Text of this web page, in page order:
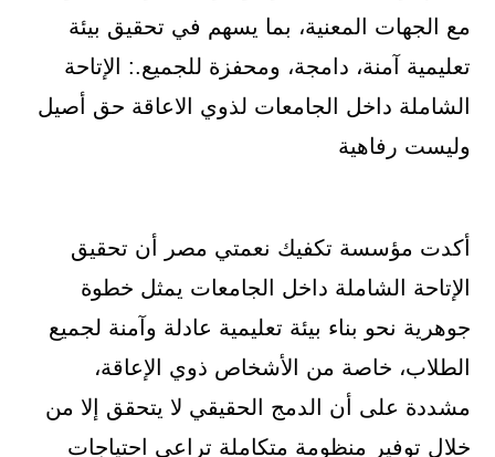
مع الجهات المعنية، بما يسهم في تحقيق بيئة
تعليمية آمنة، دامجة، ومحفزة للجميع.: الإتاحة
الشاملة داخل الجامعات لذوي الاعاقة حق أصيل
وليست رفاهية
أكدت مؤسسة تكفيك نعمتي مصر أن تحقيق
الإتاحة الشاملة داخل الجامعات يمثل خطوة
جوهرية نحو بناء بيئة تعليمية عادلة وآمنة لجميع
الطلاب، خاصة من الأشخاص ذوي الإعاقة،
مشددة على أن الدمج الحقيقي لا يتحقق إلا من
خلال توفير منظومة متكاملة تراعي احتياجات